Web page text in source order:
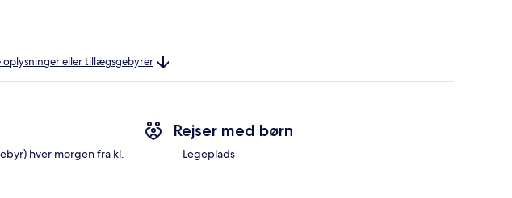
eller tillægsgebyrer
hver morgen fra kl.
Rejser med børn
Legeplads